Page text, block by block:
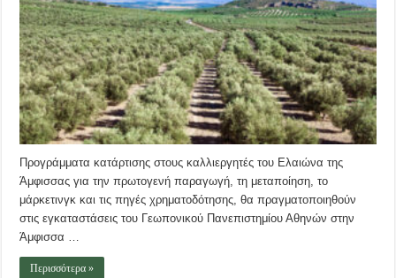
Προγράμματα κατάρτισης στους καλλιεργητές του Ελαιώνα της
Άμφισσας για την πρωτογενή παραγωγή, τη μεταποίηση, το
μάρκετινγκ και τις πηγές χρηματοδότησης, θα πραγματοποιηθούν
στις εγκαταστάσεις του Γεωπονικού Πανεπιστημίου Αθηνών στην
Άμφισσα …
Περισσότερα »